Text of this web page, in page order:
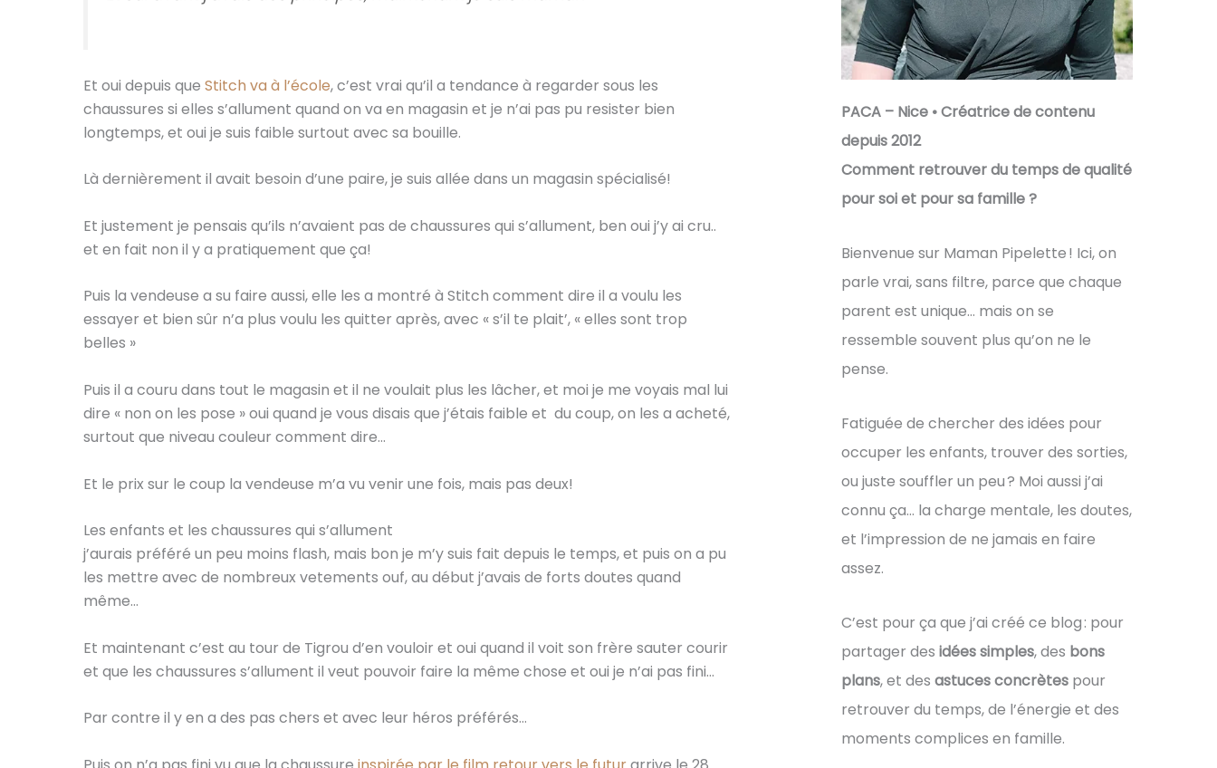
Et oui depuis que Stitch va à l’école, c’est vrai qu’il a tendance à regarder sous les
chaussures si elles s’allument quand on va en magasin et je n’ai pas pu resister bien
longtemps, et oui je suis faible surtout avec sa bouille.
Là dernièrement il avait besoin d’une paire, je suis allée dans un magasin spécialisé!
Et justement je pensais qu’ils n’avaient pas de chaussures qui s’allument, ben oui j’y ai cru..
et en fait non il y a pratiquement que ça!
Puis la vendeuse a su faire aussi, elle les a montré à Stitch comment dire il a voulu les
essayer et bien sûr n’a plus voulu les quitter après, avec « s’il te plait’, « elles sont trop
belles »
Puis il a couru dans tout le magasin et il ne voulait plus les lâcher, et moi je me voyais mal lui
dire « non on les pose » oui quand je vous disais que j’étais faible et du coup, on les a acheté,
surtout que niveau couleur comment dire…
Et le prix sur le coup la vendeuse m’a vu venir une fois, mais pas deux!
Les enfants et les chaussures qui s’allument
j’aurais préféré un peu moins flash, mais bon je m’y suis fait depuis le temps, et puis on a pu
les mettre avec de nombreux vetements ouf, au début j’avais de forts doutes quand
même…
Et maintenant c’est au tour de Tigrou d’en vouloir et oui quand il voit son frère sauter courir
et que les chaussures s’allument il veut pouvoir faire la même chose et oui je n’ai pas fini…
Par contre il y en a des pas chers et avec leur héros préférés…
PACA – Nice • Créatrice de contenu
depuis 2012
Comment retrouver du temps de qualité
pour soi et pour sa famille ?
Bienvenue sur Maman Pipelette ! Ici, on
parle vrai, sans filtre, parce que chaque
parent est unique… mais on se
ressemble souvent plus qu’on ne le
pense.
Fatiguée de chercher des idées pour
occuper les enfants, trouver des sorties,
ou juste souffler un peu ? Moi aussi j’ai
connu ça… la charge mentale, les doutes,
et l’impression de ne jamais en faire
assez.
C’est pour ça que j’ai créé ce blog : pour
partager desidées simples, des bons
plans, et desastuces concrètes pour
retrouver du temps, de l’énergie et des
moments complices en famille.